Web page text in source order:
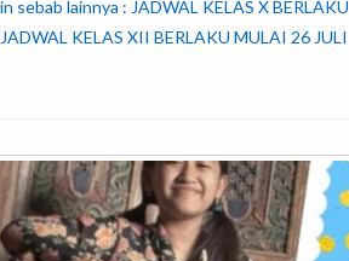
sebab lainnya : JADWAL KELAS X BERLAKU
KELAS XII BERLAKU MULAI 26 JULI